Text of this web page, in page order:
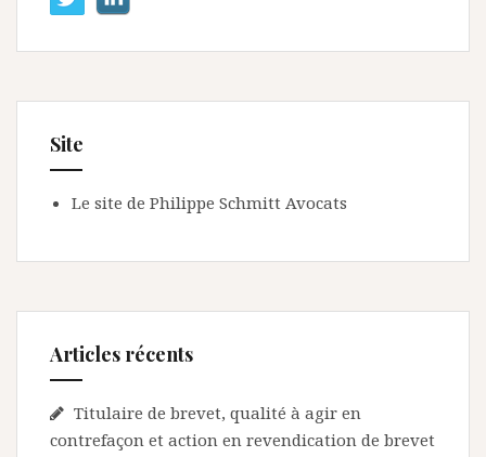
Site
Le site de Philippe Schmitt Avocats
Articles récents
Titulaire de brevet, qualité à agir en
contrefaçon et action en revendication de brevet